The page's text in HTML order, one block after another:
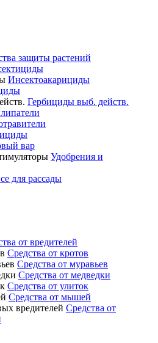
защиты растений
Инсектоакарициды
Гербициды выб. действ.
вар
Удобрения и
для рассады
от вредителей
Средства от кротов
Средства от муравьев
Средства от медведки
Средства от улиток
Средства от мышей
Средства от